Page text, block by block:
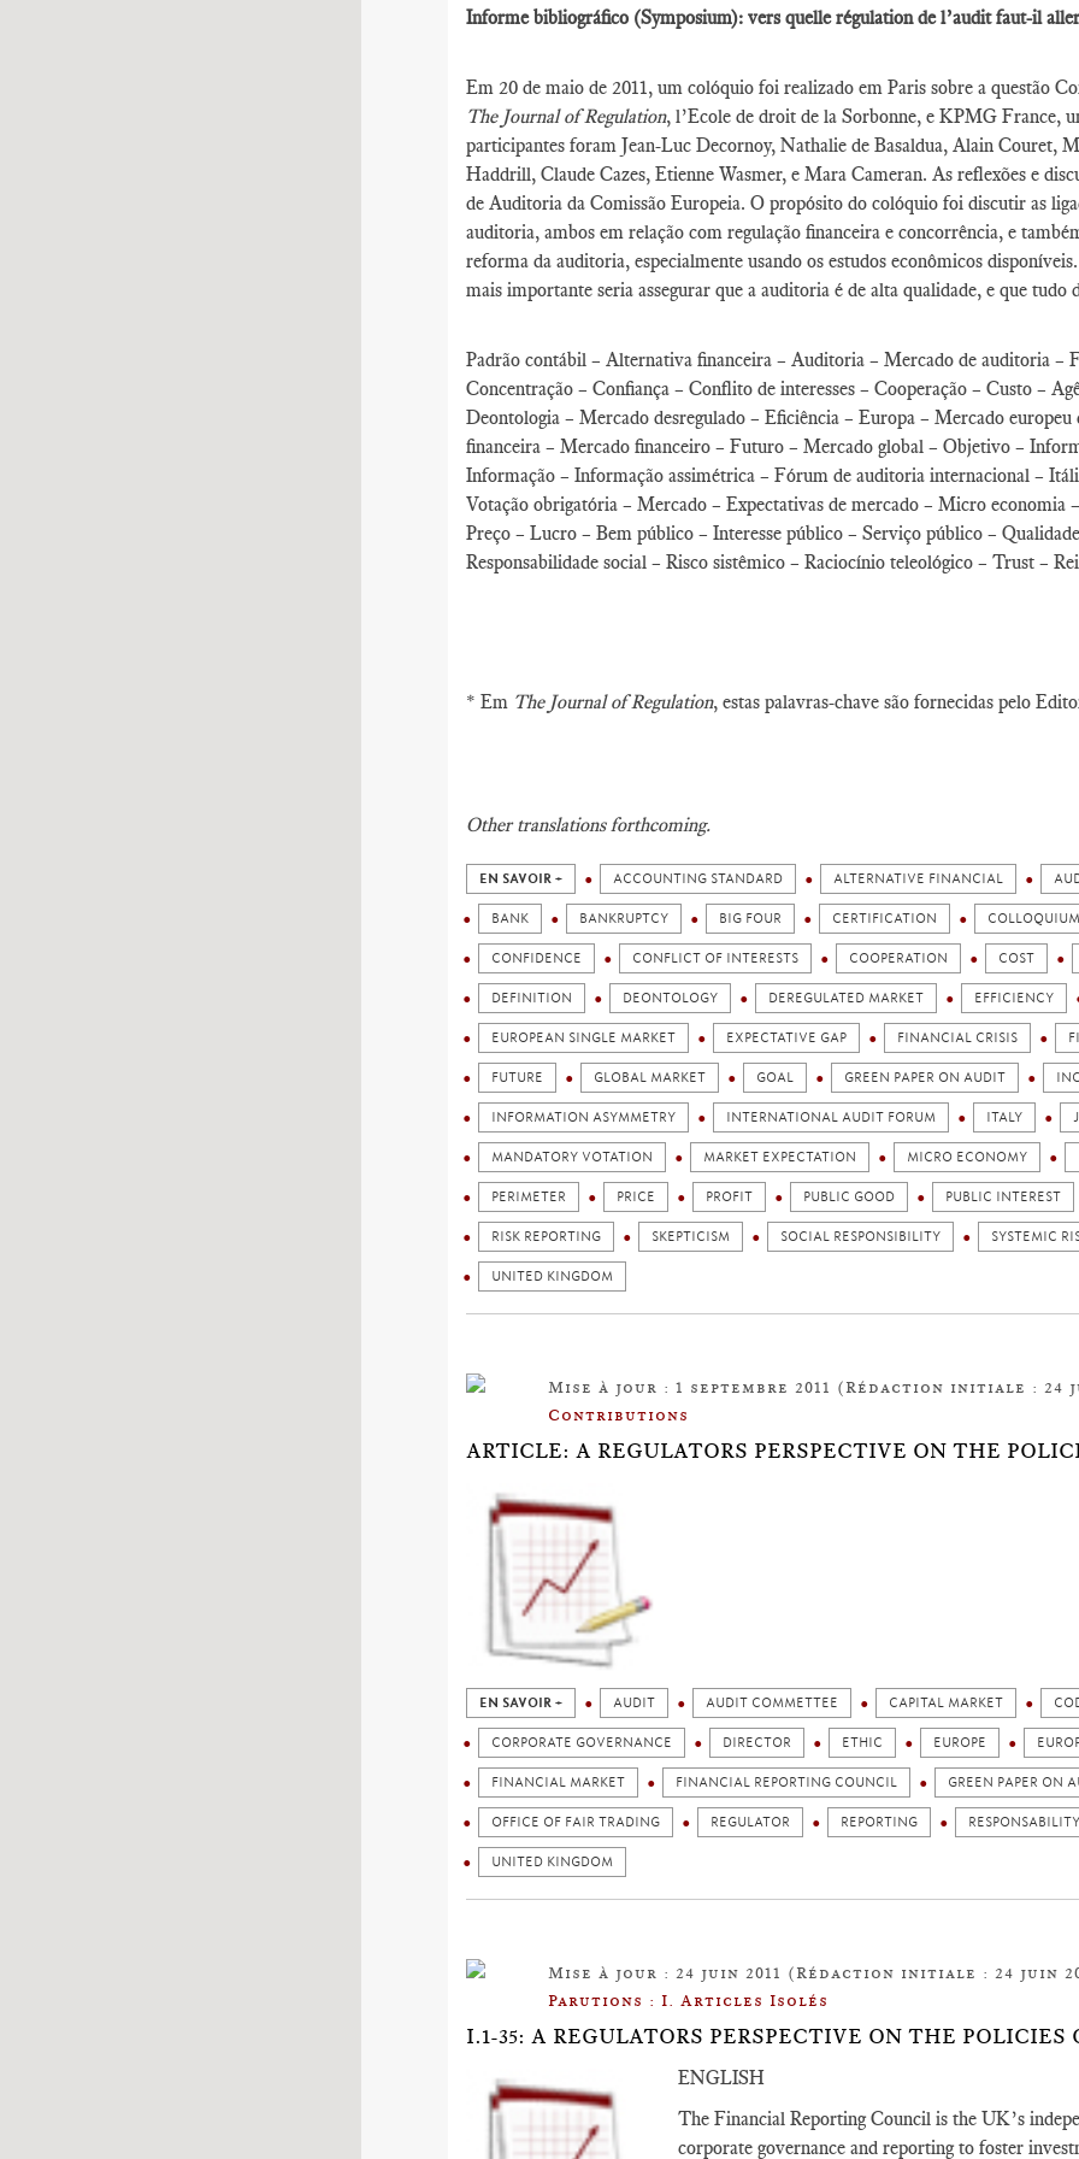
Informe bibliográfico (Symposium): vers quelle régulation de l’audit faut-il
Em 20 de maio de 2011, um colóquio foi realizado em Paris sobre a questão
The Journal of Regulation, l’Ecole de droit de la Sorbonne, e KPMG France,
participantes foram Jean-Luc Decornoy, Nathalie de Basaldua, Alain Couret,
Haddrill, Claude Cazes, Etienne Wasmer, e Mara Cameran. As reflexões e
de Auditoria da Comissão Europeia. O propósito do colóquio foi discutir as
auditoria, ambos em relação com regulação financeira e concorrência, e
reforma da auditoria, especialmente usando os estudos econômicos
mais importante seria assegurar que a auditoria é de alta qualidade, e que
Padrão contábil – Alternativa financeira – Auditoria – Mercado de auditoria –
Concentração – Confiança – Conflito de interesses – Cooperação – Custo –
Deontologia – Mercado desregulado – Eficiência – Europa – Mercado
financeira – Mercado financeiro – Futuro – Mercado global – Objetivo –
Informação – Informação assimétrica – Fórum de auditoria internacional –
Votação obrigatória – Mercado – Expectativas de mercado – Micro economia
Preço – Lucro – Bem público – Interesse público – Serviço público –
Responsabilidade social – Risco sistêmico – Raciocínio teleológico – Trust –
* Em The Journal of Regulation, estas palavras-chave são fornecidas pelo
Other translations forthcoming.
EN SAVOIR + ACCOUNTING STANDARD ALTERNATIVE FINANCIAL
BANK BANKRUPTCY BIG FOUR CERTIFICATION COLLOQUIUM
CONFIDENCE CONFLICT OF INTERESTS COOPERATION COST
DEFINITION DEONTOLOGY DEREGULATED MARKET EFFICIENCY
EUROPEAN SINGLE MARKET EXPECTATIVE GAP FINANCIAL CRISIS
FUTURE GLOBAL MARKET GOAL GREEN PAPER ON AUDIT
INFORMATION ASYMMETRY INTERNATIONAL AUDIT FORUM ITALY
MANDATORY VOTATION MARKET EXPECTATION MICRO ECONOMY
PERIMETER PRICE PROFIT PUBLIC GOOD PUBLIC INTEREST
RISK REPORTING SKEPTICISM SOCIAL RESPONSIBILITY SYSTEMIC
UNITED KINGDOM
Mise à jour : 1 septembre 2011 (Rédaction initiale : 24
Contributions
ARTICLE: A REGULATORS PERSPECTIVE ON THE
EN SAVOIR + AUDIT AUDIT COMMETTEE CAPITAL MARKET
CORPORATE GOVERNANCE DIRECTOR ETHIC EUROPE
FINANCIAL MARKET FINANCIAL REPORTING COUNCIL GREEN PAPER ON
OFFICE OF FAIR TRADING REGULATOR REPORTING RESPONSABILITY
UNITED KINGDOM
Mise à jour : 24 juin 2011 (Rédaction initiale : 24 juin
Parutions : I. Articles Isolés
I.1-35: A REGULATORS PERSPECTIVE ON THE
ENGLISH
The Financial Reporting Council is the UK’s
corporate governance and reporting to foster